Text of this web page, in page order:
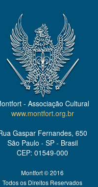
- Associação Cultural
www.montfort.org.br
Gaspar Fernandes, 650
São Paulo - SP - Brasil
CEP: 01549-000
Montfort © 2016
Todos os Direitos Reservados